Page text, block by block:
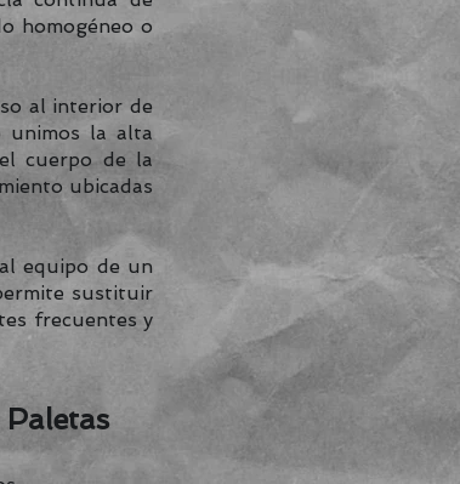
homogéneo o
al interior de
unimos la alta
cuerpo de la
ubicadas
equipo de un
sustituir
frecuentes y